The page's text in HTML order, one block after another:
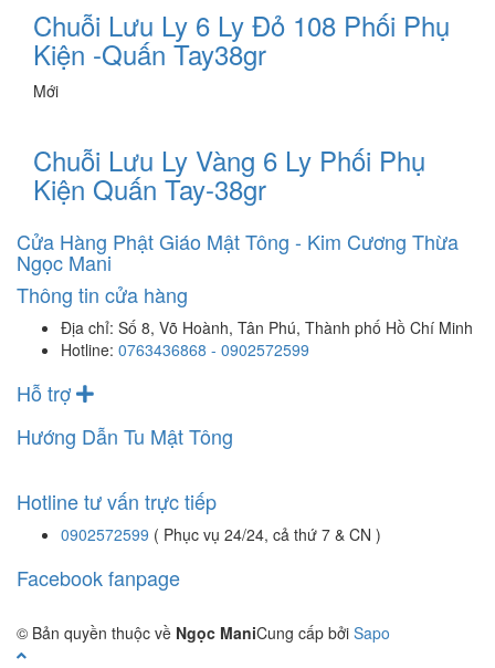
Chuỗi Lưu Ly 6 Ly Đỏ 108 Phối Phụ
Kiện -Quấn Tay38gr
Mới
Chuỗi Lưu Ly Vàng 6 Ly Phối Phụ
Kiện Quấn Tay-38gr
Cửa Hàng Phật Giáo Mật Tông - Kim Cương Thừa
Ngọc Mani
Thông tin cửa hàng
Địa chỉ: Số 8, Võ Hoành, Tân Phú, Thành phố Hồ Chí Minh
Hotline: 0763436868 - 0902572599
Hỗ trợ
Hướng Dẫn Tu Mật Tông
Hotline tư vấn trực tiếp
0902572599 ( Phục vụ 24/24, cả thứ 7 & CN )
Facebook fanpage
© Bản quyền thuộc về Ngọc ManiCung cấp bởi Sapo